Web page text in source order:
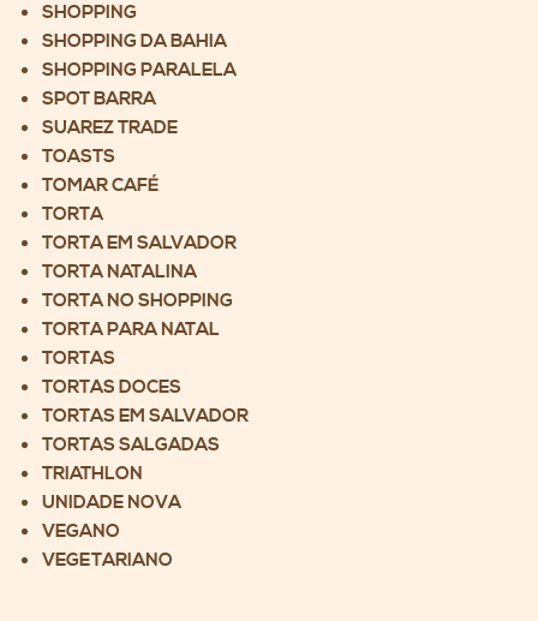
SHOPPING
SHOPPING DA BAHIA
SHOPPING PARALELA
SPOT BARRA
SUAREZ TRADE
TOASTS
TOMAR CAFÉ
TORTA
TORTA EM SALVADOR
TORTA NATALINA
TORTA NO SHOPPING
TORTA PARA NATAL
TORTAS
TORTAS DOCES
TORTAS EM SALVADOR
TORTAS SALGADAS
TRIATHLON
UNIDADE NOVA
VEGANO
VEGETARIANO